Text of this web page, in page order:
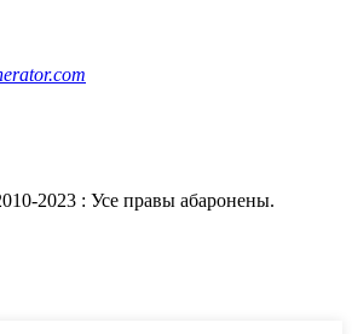
2023 : Усе правы абаронены.